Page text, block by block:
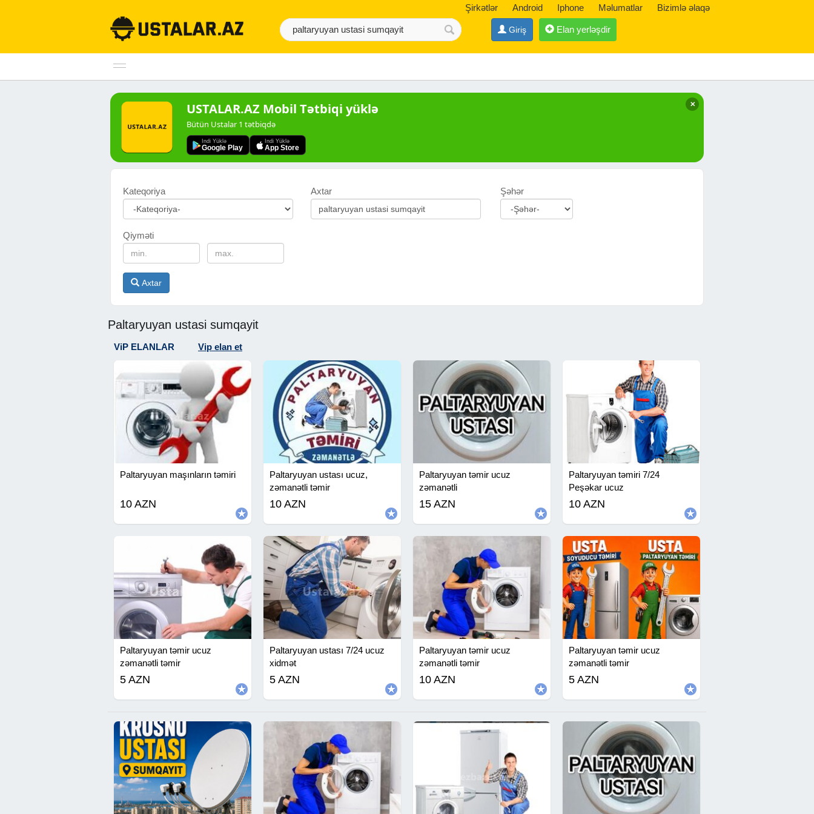
Şirkətlər Android Iphone Məlumatlar Bizimlə əlaqə
Giriş Elan yerləşdir
✕
USTALAR.AZ Mobil Tətbiqi yüklə
Bütün Ustalar 1 tətbiqdə
Indi Yüklə
Google Play
Indi Yüklə
App Store
Kateqoriya Axtar Şəhər
Qiyməti
Axtar
Paltaryuyan ustasi sumqayit
ViP ELANLAR Vip elan et
Paltaryuyan maşınların təmiri
10 AZN
Paltaryuyan ustası ucuz,
zəmanətli təmir
10 AZN
Paltaryuyan təmir ucuz
zəmanətli
15 AZN
Paltaryuyan təmiri 7/24
Peşəkar ucuz
10 AZN
Paltaryuyan təmir ucuz
zəmanətli təmir
5 AZN
Paltaryuyan ustası 7/24 ucuz
xidmət
5 AZN
Paltaryuyan təmir ucuz
zəmanətli təmir
10 AZN
Paltaryuyan təmir ucuz
zəmanətli təmir
5 AZN